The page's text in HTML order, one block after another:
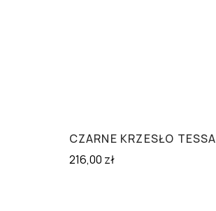
CZARNE KRZESŁO TESSA
216,00 zł